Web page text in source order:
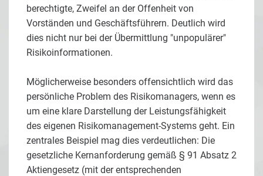
berechtigte, Zweifel an der Offenheit von
Vorständen und Geschäftsführern. Deutlich wird
dies nicht nur bei der Übermittlung "unpopulärer"
Risikoinformationen.
Möglicherweise besonders offensichtlich wird das
persönliche Problem des Risikomanagers, wenn es
um eine klare Darstellung der Leistungsfähigkeit
des eigenen Risikomanagement-Systems geht. Ein
zentrales Beispiel mag dies verdeutlichen: Die
gesetzliche Kernanforderung gemäß § 91 Absatz 2
Aktiengesetz (mit der entsprechenden